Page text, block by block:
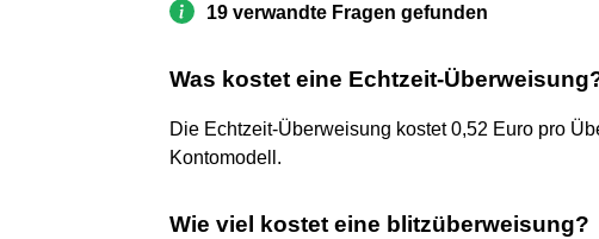
19 verwandte Fragen gefunden
Was kostet eine Echtzeit-
Die Echtzeit-Überweisung kostet 0,52 Euro pro
Kontomodell.
Wie viel kostet eine blitzüberweisung?